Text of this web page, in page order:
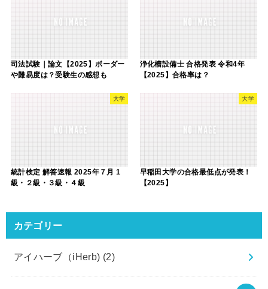
司法試験｜論文【2025】ボーダー
や難易度は？受験生の感想も
浄化槽設備士 合格発表 令和4年
【2025】合格率は？
大学
統計検定 解答速報 2025年７月 1
級・２級・３級・４級
大学
早稲田大学の合格最低点が発表！
【2025】
カテゴリー
アイハーブ（iHerb) (2)